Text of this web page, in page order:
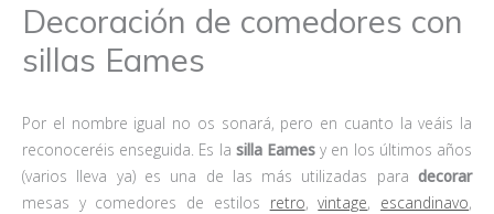
Decoración de comedores con
sillas Eames
Por el nombre igual no os sonará, pero en cuanto la veáis la
reconoceréis enseguida. Es la silla Eamesy en los últimos años
(varios lleva ya) es una de las más utilizadas para decorar
mesas y comedores de estilos retro,vintage, escandinavo,